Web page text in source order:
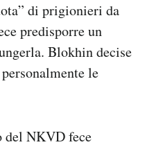
di prigionieri da
predisporre un
Blokhin decise
le
del NKVD fece